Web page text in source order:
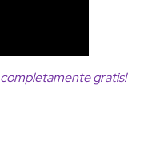
completamente gratis!